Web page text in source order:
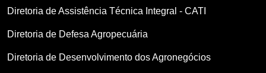
Diretoria de Assistência Técnica Integral - CATI
Diretoria de Defesa Agropecuária
Diretoria de Desenvolvimento dos Agronegócios